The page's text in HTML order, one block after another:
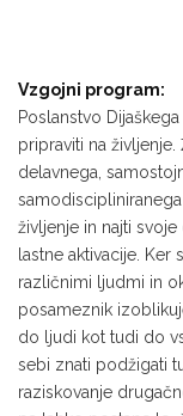
Vzgojni program:
Poslanstvo
pripraviti na
delavnega,
življenje in najti
lastne aktivacije.
različnimi ljudmi in
posameznik
do ljudi kot tudi do
sebi znati podžigati
raziskovanje